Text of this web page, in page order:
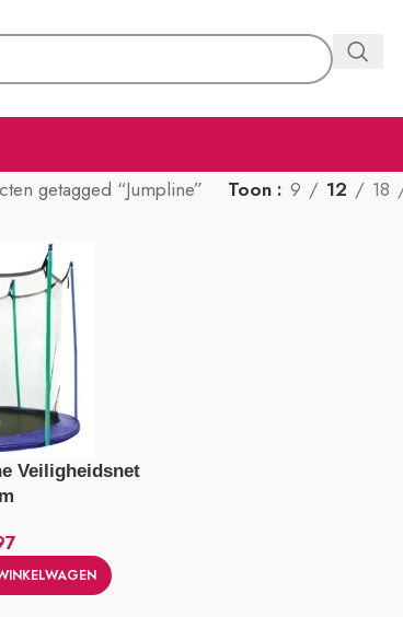
getagged “Jumpline” Toon 9 12 18
Veiligheidsnet